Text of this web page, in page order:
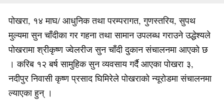
पोखरा, १४ माघ/ आधुनिक तथा परम्परागत, गुणस्तरिय, सुपथ
मुल्यमा सुन चाँदीका गर गहना तथा सामान उपलब्ध गराउने उद्धेश्यले
पोखरामा श्रीकृष्ण ज्वेलरीज सुन चाँदी दुकान संचालनमा आएको छ
। करिब १२ बर्ष सामुहिक सुन व्यवसाय गर्दै आएका पोखरा ३,
नदीपुर निवासी कृष्ण प्रसाद घिमिरेले पोखराको न्यूरोडमा संचालनमा
ल्याएका हुन् ।